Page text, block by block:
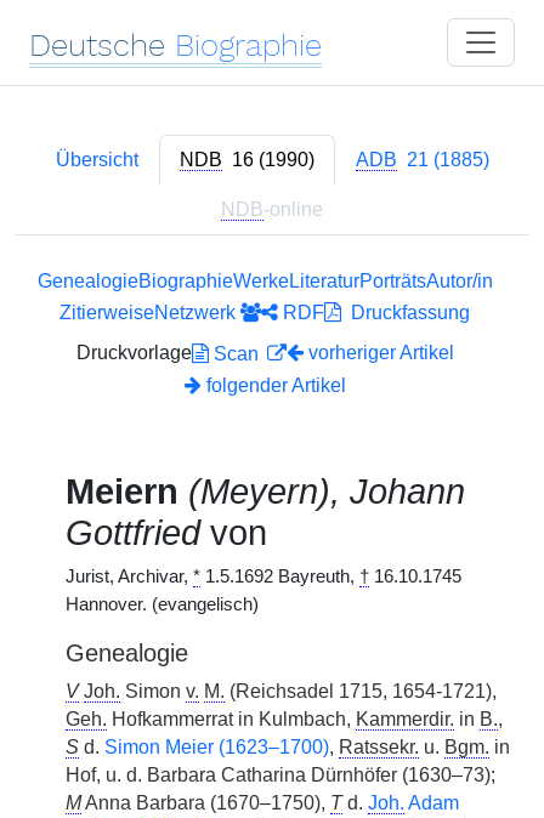
Deutsche Biographie
Übersicht NDB 16 (1990) ADB 21 (1885)
NDB-online
GenealogieBiographieWerkeLiteraturPorträtsAutor/in
ZitierweiseNetzwerk RDF
Druckfassung
Druckvorlage
Scan
vorheriger Artikel
folgender Artikel
Meiern (Meyern), Johann
Gottfriedvon
Jurist, Archivar, * 1.5.1692 Bayreuth, † 16.10.1745
Hannover. (evangelisch)
Genealogie
V Joh. Simon v. M. (Reichsadel 1715, 1654-1721),
Geh. Hofkammerrat in Kulmbach, Kammerdir. in B.,
S d. Simon Meier (1623–1700), Ratssekr. u. Bgm. in
Hof, u. d. Barbara Catharina Dürnhöfer (1630–73);
MAnna Barbara (1670–1750), Td. Joh. Adam